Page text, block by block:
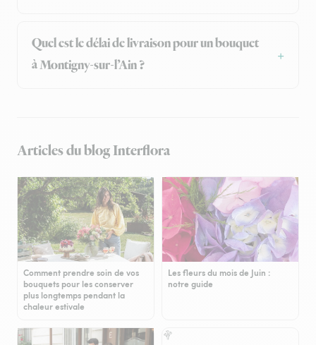
Quel est le délai de livraison pour un bouquet
à Montigny-sur-l’Ain ?
Articles du blog Interflora
Comment prendre soin de vos
bouquets pour les conserver
plus longtemps pendant la
chaleur estivale
Les fleurs du mois de Juin :
notre guide